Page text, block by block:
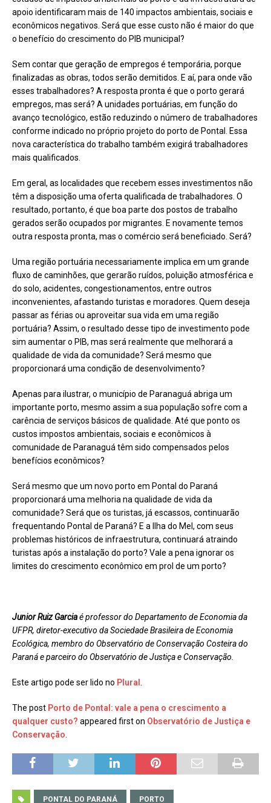
apoio identificaram mais de 140 impactos ambientais, sociais e
econômicos negativos. Será que esse custo não é maior do que
o benefício do crescimento do PIB municipal?
Sem contar que geração de empregos é temporária, porque
finalizadas as obras, todos serão demitidos. E aí, para onde vão
esses trabalhadores? A resposta pronta é que o porto gerará
empregos, mas será? A unidades portuárias, em função do
avanço tecnológico, estão reduzindo o número de trabalhadores
conforme indicado no próprio projeto do porto de Pontal. Essa
nova característica do trabalho também exigirá trabalhadores
mais qualificados.
Em geral, as localidades que recebem esses investimentos não
têm a disposição uma oferta qualificada de trabalhadores. O
resultado, portanto, é que boa parte dos postos de trabalho
gerados serão ocupados por migrantes. E novamente temos
outra resposta pronta, mas o comércio será beneficiado. Será?
Uma região portuária necessariamente implica em um grande
fluxo de caminhões, que gerarão ruídos, poluição atmosférica e
do solo, acidentes, congestionamentos, entre outros
inconvenientes, afastando turistas e moradores. Quem deseja
passar as férias ou aproveitar sua vida em uma região
portuária? Assim, o resultado desse tipo de investimento pode
sim aumentar o PIB, mas será realmente que melhorará a
qualidade de vida da comunidade? Será mesmo que
proporcionará uma condição de desenvolvimento?
Apenas para ilustrar, o município de Paranaguá abriga um
importante porto, mesmo assim a sua população sofre com a
carência de serviços básicos de qualidade. Até que ponto os
custos impostos ambientais, sociais e econômicos à
comunidade de Paranaguá têm sido compensados pelos
benefícios econômicos?
Será mesmo que um novo porto em Pontal do Paraná
proporcionará uma melhoria na qualidade de vida da
comunidade? Será que os turistas, já escassos, continuarão
frequentando Pontal de Paraná? E a Ilha do Mel, com seus
problemas históricos de infraestrutura, continuará atraindo
turistas após a instalação do porto? Vale a pena ignorar os
limites do crescimento econômico em prol de um porto?
Junior Ruiz Garciaé professor do Departamento de Economia da
UFPR, diretor-executivo da Sociedade Brasileira de Economia
Ecológica, membro do Observatório de Conservação Costeira do
Paraná e parceiro do Observatório de Justiça e Conservação.
Este artigo pode ser lido no Plural .
The post Porto de Pontal: vale a pena o crescimento a
qualquer custo? appeared first on Observatório de Justiça e
Conservação.
PONTAL DO PARANÁ PORTO